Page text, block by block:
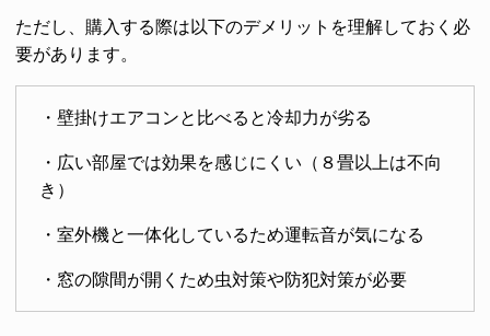
ただし、購入する際は以下のデメリットを理解しておく必
要があります。
・壁掛けエアコンと比べると冷却力が劣る
・広い部屋では効果を感じにくい（８畳以上は不向
き）
・室外機と一体化しているため運転音が気になる
・窓の隙間が開くため虫対策や防犯対策が必要